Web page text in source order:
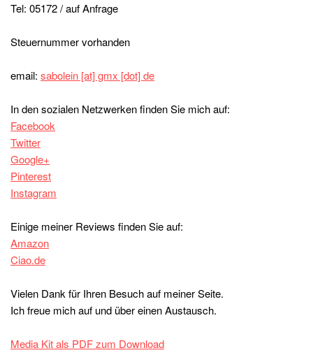
Tel: 05172 / auf Anfrage
Steuernummer vorhanden
email: sabolein [at] gmx [dot] de
In den sozialen Netzwerken finden Sie mich auf:
Facebook
Twitter
Google+
Pinterest
Instagram
Einige meiner Reviews finden Sie auf:
Amazon
Ciao.de
Vielen Dank für Ihren Besuch auf meiner Seite.
Ich freue mich auf und über einen Austausch.
Media Kit als PDF zum Download